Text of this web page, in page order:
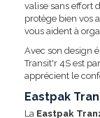
valise sans effort
protège bien vos
vous aident à
Avec son design
Transit'r 4S est
apprécient le
Eastpak
La Eastpak